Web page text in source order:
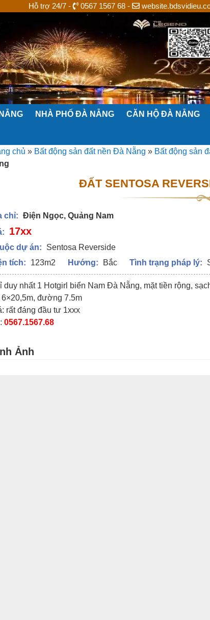
Hỗ trợ 24/7 - 0567 1567 68 -
NHÀ PHỐ ĐÀ NẴNG CĂN HỘ ĐÀ NẴNG
chủ » Bất động sản đất nền Đà Nẵng » Bất động sản
ĐẤT SENTOSA
chỉ: Điện Ngọc, Quảng Nam
17xx
dự án:
Sentosa Reverside
tích:
123m2 Hướng: Bắc Tình trạng pháp lý:
duy nhất 1 Hotgirl biển Nam Đà Nẵng, mặt tiền rộng,
6×20,5m, đường 7.5m
rất đáng đầu tư 1xxx
0567.1567.68
Ảnh